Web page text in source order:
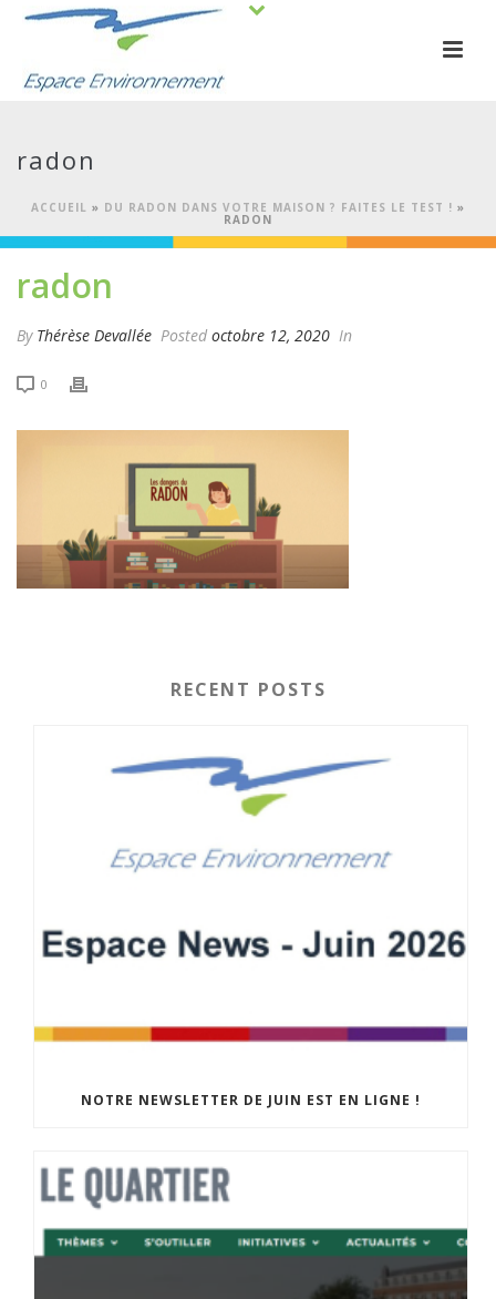
radon
ACCUEIL » DU RADON DANS VOTRE MAISON ? FAITES LE TEST ! »
RADON
radon
By Thérèse Devallée Posted octobre 12, 2020 In
0
RECENT POSTS
NOTRE NEWSLETTER DE JUIN EST EN LIGNE !